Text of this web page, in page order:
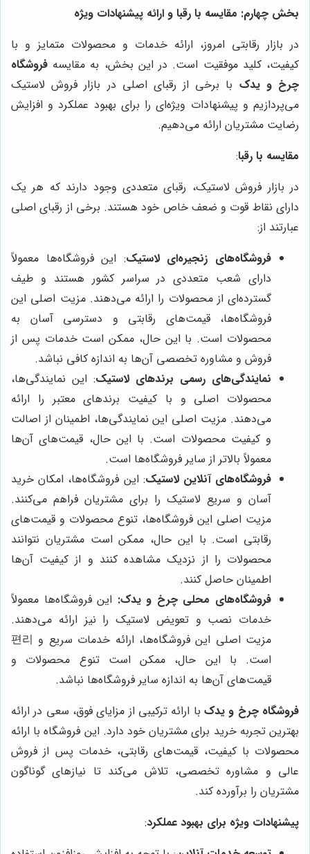
بخش چهارم: مقایسه با رقبا و ارائه پیشنهادات ویژه
در بازار رقابتی امروز، ارائه خدمات و محصولات متمایز و با
کیفیت، کلید موفقیت است. در این بخش، به مقایسه فروشگاه
چرخ و یدک با برخی از رقبای اصلی در بازار فروش لاستیک
می‌پردازیم و پیشنهادات ویژه‌ای را برای بهبود عملکرد و افزایش
رضایت مشتریان ارائه می‌دهیم.
مقایسه با رقبا:
در بازار فروش لاستیک، رقبای متعددی وجود دارند که هر یک
دارای نقاط قوت و ضعف خاص خود هستند. برخی از رقبای اصلی
عبارتند از:
فروشگاه‌های زنجیره‌ای لاستیک: این فروشگاه‌ها معمولاً
دارای شعب متعددی در سراسر کشور هستند و طیف
گسترده‌ای از محصولات را ارائه می‌دهند. مزیت اصلی این
فروشگاه‌ها، قیمت‌های رقابتی و دسترسی آسان به
محصولات است. با این حال، ممکن است خدمات پس از
فروش و مشاوره تخصصی آن‌ها به اندازه کافی نباشد.
نمایندگی‌های رسمی برندهای لاستیک: این نمایندگی‌ها،
محصولات اصلی و با کیفیت برندهای معتبر را ارائه
می‌دهند. مزیت اصلی این نمایندگی‌ها، اطمینان از اصالت
و کیفیت محصولات است. با این حال، قیمت‌های آن‌ها
معمولاً بالاتر از سایر فروشگاه‌ها است.
فروشگاه‌های آنلاین لاستیک: این فروشگاه‌ها، امکان خرید
آسان و سریع لاستیک را برای مشتریان فراهم می‌کنند.
مزیت اصلی این فروشگاه‌ها، تنوع محصولات و قیمت‌های
رقابتی است. با این حال، ممکن است مشتریان نتوانند
محصولات را از نزدیک مشاهده کنند و از کیفیت آن‌ها
اطمینان حاصل کنند.
فروشگاه‌های محلی چرخ و یدک: این فروشگاه‌ها معمولاً
خدمات نصب و تعویض لاستیک را نیز ارائه می‌دهند.
مزیت اصلی این فروشگاه‌ها، ارائه خدمات سریع و 편리
است. با این حال، ممکن است تنوع محصولات و
قیمت‌های آن‌ها به اندازه سایر فروشگاه‌ها نباشد.
فروشگاه چرخ و یدک با ارائه ترکیبی از مزایای فوق، سعی در ارائه
بهترین تجربه خرید برای مشتریان خود دارد. این فروشگاه با ارائه
محصولات با کیفیت، قیمت‌های رقابتی، خدمات پس از فروش
عالی و مشاوره تخصصی، تلاش می‌کند تا نیازهای گوناگون
مشتریان را برآورده کند.
پیشنهادات ویژه برای بهبود عملکرد: